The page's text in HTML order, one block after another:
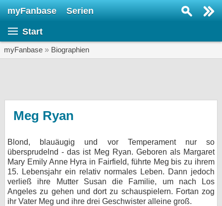
myFanbase Serien
Start
myFanbase » Biographien
Meg Ryan
Blond, blauäugig und vor Temperament nur so
übersprudelnd - das ist Meg Ryan. Geboren als Margaret
Mary Emily Anne Hyra in Fairfield, führte Meg bis zu ihrem
15. Lebensjahr ein relativ normales Leben. Dann jedoch
verließ ihre Mutter Susan die Familie, um nach Los
Angeles zu gehen und dort zu schauspielern. Fortan zog
ihr Vater Meg und ihre drei Geschwister alleine groß.
KULTUR
Specials
SERVICE
Gewinnspiele